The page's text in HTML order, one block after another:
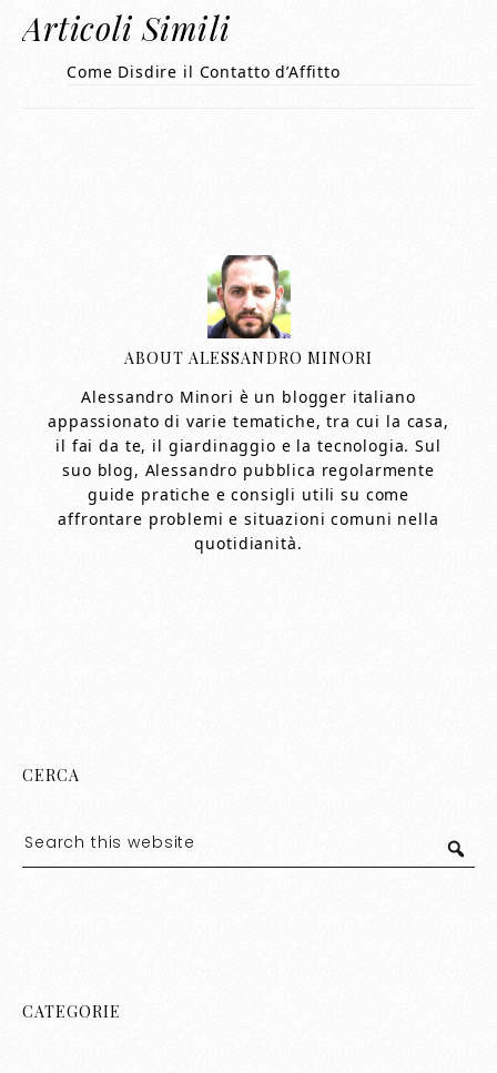
Articoli Simili
Come Disdire il Contatto d’Affitto
ABOUTALESSANDRO MINORI
Alessandro Minori è un blogger italiano
appassionato di varie tematiche, tra cui la casa,
il fai da te, il giardinaggio e la tecnologia. Sul
suo blog, Alessandro pubblica regolarmente
guide pratiche e consigli utili su come
affrontare problemi e situazioni comuni nella
quotidianità.
CERCA
CATEGORIE